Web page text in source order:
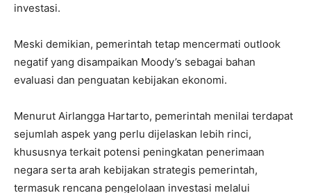
investasi.
Meski demikian, pemerintah tetap mencermati outlook
negatif yang disampaikan Moody’s sebagai bahan
evaluasi dan penguatan kebijakan ekonomi.
Menurut Airlangga Hartarto, pemerintah menilai terdapat
sejumlah aspek yang perlu dijelaskan lebih rinci,
khususnya terkait potensi peningkatan penerimaan
negara serta arah kebijakan strategis pemerintah,
termasuk rencana pengelolaan investasi melalui